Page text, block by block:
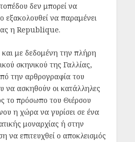
δεν μπορεί να
εξακολουθεί να παραμένει
η Republique.
και με δεδομένη την πλήρη
σκηνικού της Γαλλίας,
την αρθρογραφία του
να ασκηθούν οι κατάλληλες
το πρόσωπο του Θιέρσου
η χώρα να γυρίσει σε ένα
μοναρχίας ή στην
να επιτευχθεί ο αποκλεισμός